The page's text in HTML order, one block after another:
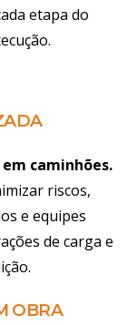
etapa do
caminhões.
riscos,
e equipes
de carga e
OBRA